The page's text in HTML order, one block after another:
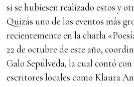
si se hubiesen realizado estos y
Quizás uno de los eventos más
recientemente en la charla
22 de octubre de este año,
Galo Sepúlveda, la cual contó
escritores locales como Klaura